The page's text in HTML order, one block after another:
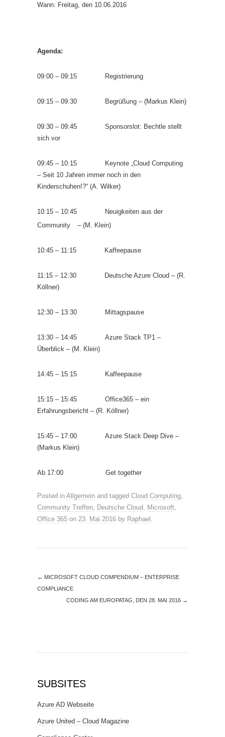
Wann: Freitag, den 10.06.2016
Agenda:
09:00 – 09:15 Registrierung
09:15 – 09:30 Begrüßung – (Markus Klein)
09:30 – 09:45
Sponsorslot: Bechtle stellt
sich vor
09:45 – 10:15
Keynote „Cloud Computing
– Seit 10 Jahren immer noch in den
Kinderschuhen!?“ (A. Wilker)
10:15 – 10:45
Neuigkeiten aus der
Community
– (M. Klein)
10:45 – 11:15 Kaffeepause
11:15 – 12:30
Deutsche Azure Cloud – (R.
Köllner)
12:30 – 13:30 Mittagspause
13:30 – 14:45
Azure Stack TP1 –
Überblick – (M. Klein)
14:45 – 15:15 Kaffeepause
15:15 – 15:45
Office365 – ein
Erfahrungsbericht – (R. Köllner)
15:45 – 17:00
Azure Stack Deep Dive –
(Markus Klein)
Ab 17:00 Get together
Posted in Allgemein and tagged Cloud Computing,
Community Treffen, Deutsche Cloud, Microsoft,
Office 365 on 23. Mai 2016 by Raphael .
← MICROSOFT CLOUD COMPENDIUM – ENTERPRISE
COMPLIANCE
CODING AM EUROPATAG, DEN 28. MAI 2016 →
SUBSITES
Azure AD Webseite
Azure United – Cloud Magazine